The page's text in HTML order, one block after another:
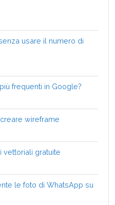
usare il numero di
frequenti in Google?
wireframe
vettoriali gratuite
le foto di WhatsApp su